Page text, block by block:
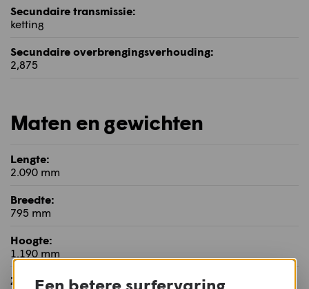
Secundaire transmissie:
ketting
Secundaire overbrengingsverhouding:
2,875
Maten en gewichten
Lengte:
2.090 mm
Breedte:
795 mm
Hoogte:
1.190 mm
Zithoogte:
Een betere surfervaring